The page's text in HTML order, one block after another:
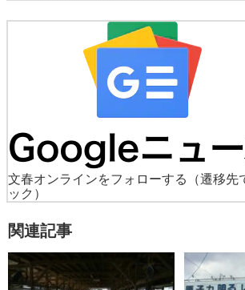
文春オンラインをフォローする
（遷移
ック）
関連記事